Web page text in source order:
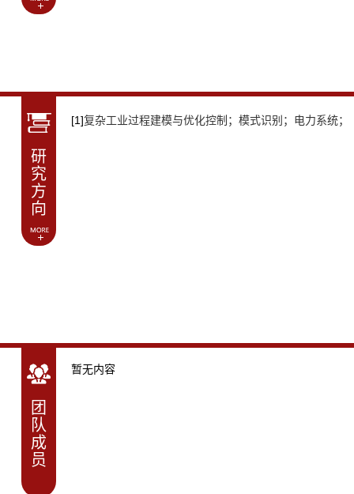
研
究
方
向
[1]复杂工业过程建模与优化控制；模式识别；电力系统；
团
队
成
员
暂无内容